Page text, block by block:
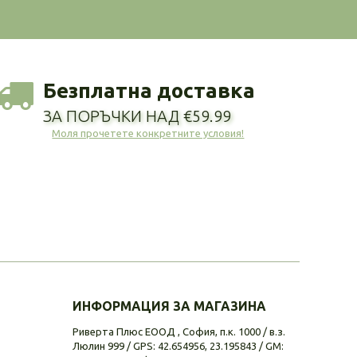
Безплатна доставка
ЗА ПОРЪЧКИ НАД €59.99
Моля прочетете конкретните условия!
ИНФОРМАЦИЯ ЗА МАГАЗИНА
Риверта Плюс ЕООД , София, п.к. 1000 / в.з.
Люлин 999 / GPS: 42.654956, 23.195843 / GM: